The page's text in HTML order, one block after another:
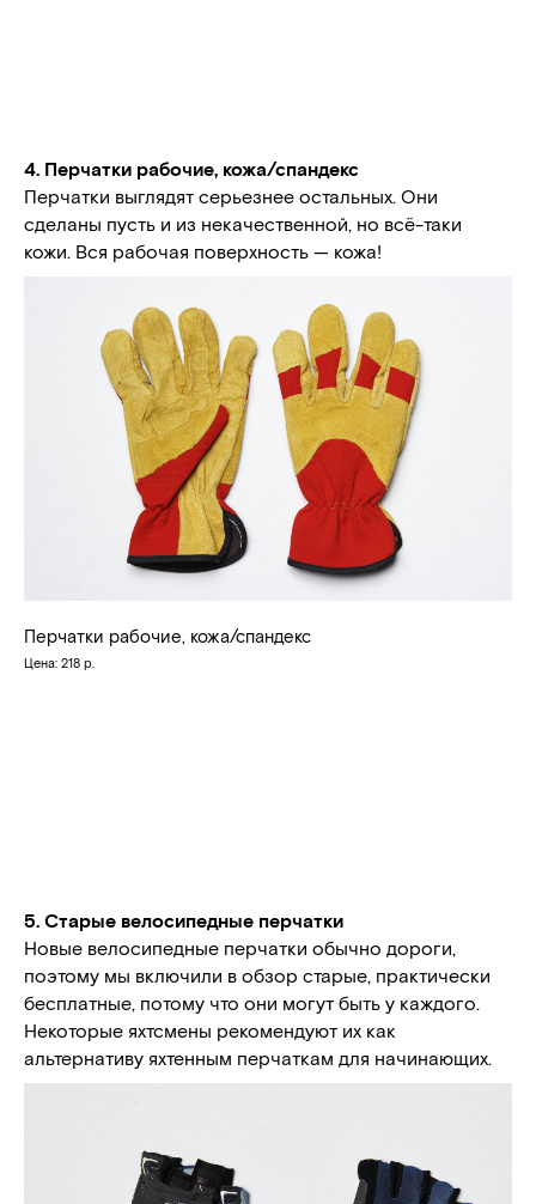
4. Перчатки рабочие, кожа/спандекс
Перчатки выглядят серьезнее остальных. Они
сделаны пусть и из некачественной, но всё-таки
кожи. Вся рабочая поверхность — кожа!
Перчатки рабочие, кожа/спандекс
Цена: 218 р.
5. Старые велосипедные перчатки
Новые велосипедные перчатки обычно дороги,
поэтому мы включили в обзор старые, практически
бесплатные, потому что они могут быть у каждого.
Некоторые яхтсмены рекомендуют их как
альтернативу яхтенным перчаткам для начинающих.